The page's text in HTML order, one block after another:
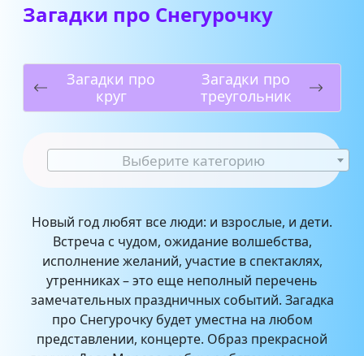
Загадки про Снегурочку
Загадки про
круг
Загадки про
треугольник
Выберите категорию
Новый год любят все люди: и взрослые, и дети.
Встреча с чудом, ожидание волшебства,
исполнение желаний, участие в спектаклях,
утренниках – это еще неполный перечень
замечательных праздничных событий. Загадка
про Снегурочку будет уместна на любом
представлении, концерте. Образ прекрасной